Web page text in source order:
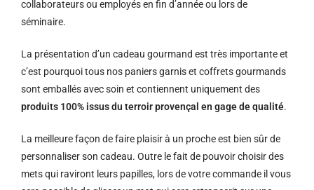
collaborateurs ou employés en fin d’année ou lors de
séminaire.
La présentation d’un cadeau gourmand est très importante et
c’est pourquoi tous nos paniers garnis et coffrets gourmands
sont emballés avec soin et contiennent uniquement des
produits 100% issus du terroir provençal en gage de qualité.
La meilleure façon de faire plaisir à un proche est bien sûr de
personnaliser son cadeau. Outre le fait de pouvoir choisir des
mets qui raviront leurs papilles, lors de votre commande il vous